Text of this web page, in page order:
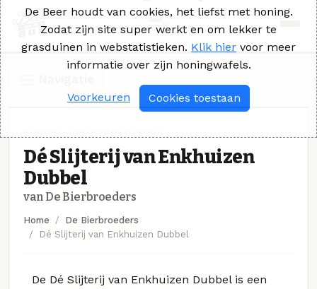
Dé Slijterij van Enkhuizen
Dubbel
van De Bierbroeders
Home
De Bierbroeders
Dé Slijterij van Enkhuizen Dubbel
De Dé Slijterij van Enkhuizen Dubbel is een
De Beer houdt van cookies, het liefst met honing.
Zodat zijn site super werkt en om lekker te
grasduinen in webstatistieken. Klik hier voor meer
informatie over zijn honingwafels.
Voorkeuren Cookies toestaan